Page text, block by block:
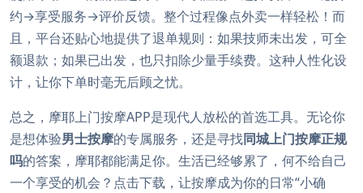
约→享受服务→评价反馈。整个过程像点外卖一样轻松！而
且，平台还贴心地提供了退单规则：如果技师未出发，可全
额退款；如果已出发，也只扣除少量手续费。这种人性化设
计，让你下单时毫无后顾之忧。
总之，摩耶上门按摩APP是现代人放松的首选工具。无论你
是想体验男士按摩的专属服务，还是寻找同城上门按摩正规
吗的答案，摩耶都能满足你。生活已经够累了，何不给自己
一个享受的机会？点击下载，让按摩成为你的日常“小确